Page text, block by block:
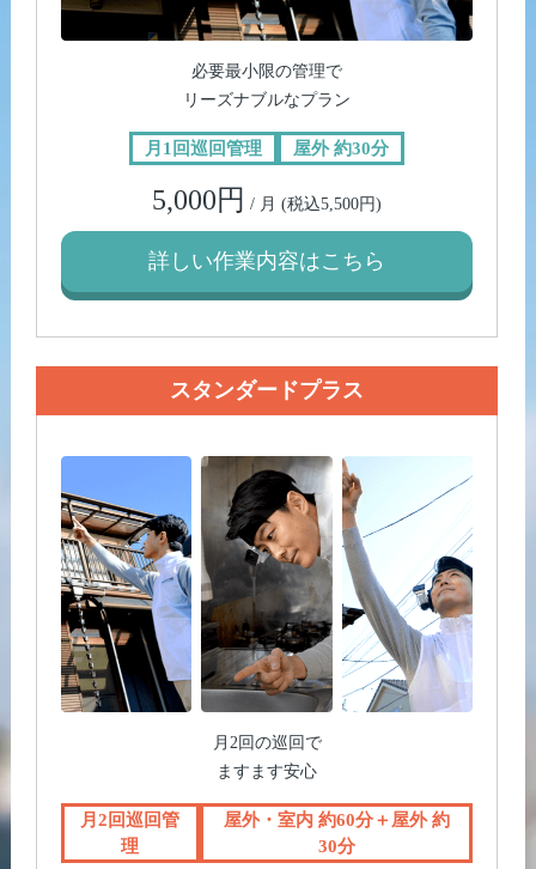
必要最小限の管理で
リーズナブルなプラン
月1回巡回管理 屋外 約30分
5,000円 / 月 (税込5,500円)
詳しい作業内容はこちら
スタンダードプラス
月2回の巡回で
ますます安心
月2回巡回管
理
屋外・室内 約60分＋ 屋外 約
30分